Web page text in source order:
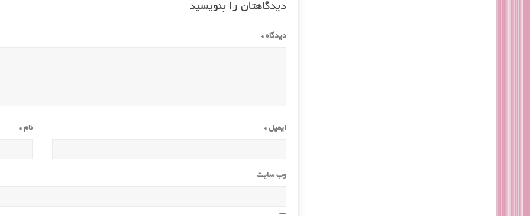
دیدگاهتان را بنویسید
دیدگاه*
نام * ایمیل*
وب‌ سایت